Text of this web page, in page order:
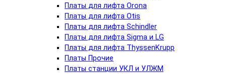
Платы для лифта Orona
Платы для лифта Otis
Платы для лифта Schindler
Платы для лифта Sigma и LG
Платы для лифта ThyssenKrupp
Платы Прочие
Платы станции УКЛ и УЛЖМ